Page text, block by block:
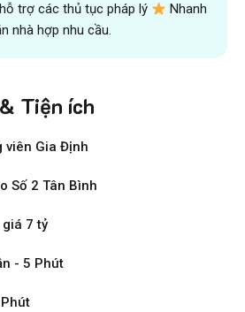
trợ các thủ tục pháp lý
Nhanh
nhà hợp nhu cầu.
Tiện ích
viên Gia Định
Số 2 Tân Bình
giá 7 tỷ
- 5 Phút